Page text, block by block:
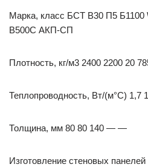
Марка, класс БСТ В30 П5
В500С АКП-СП
Плотность, кг/м3 2400 2200 20
Теплопроводность, Вт/(м°С) 1,7
Толщина, мм 80 80 140 — —
Изготовление стеновых